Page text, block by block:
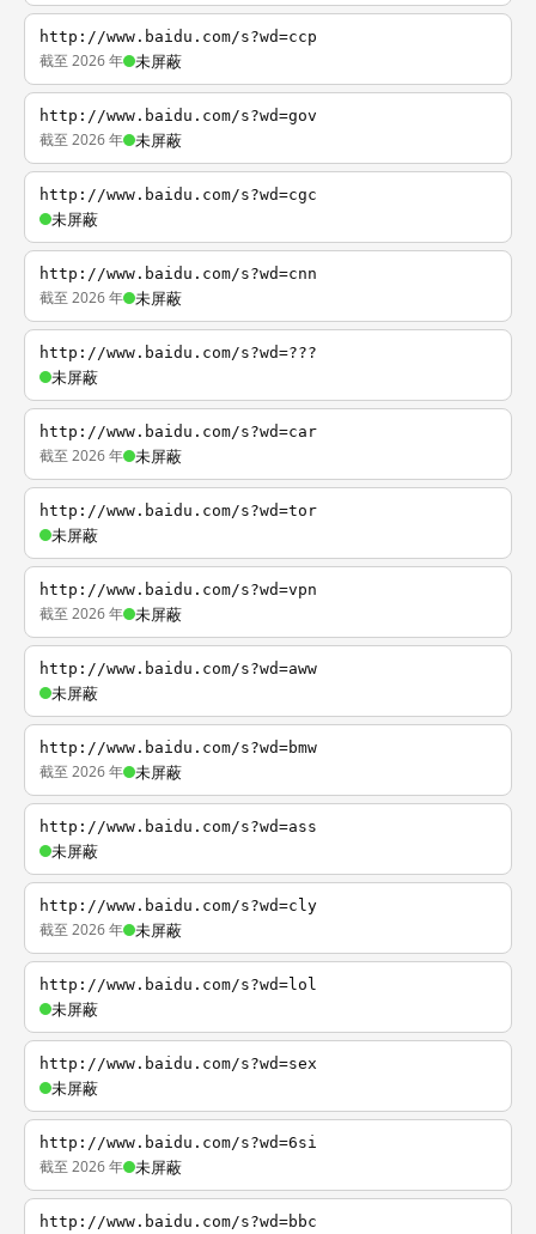
http://www.baidu.com/s?wd=ccp
截至 2026 年 未屏蔽
http://www.baidu.com/s?wd=gov
截至 2026 年 未屏蔽
http://www.baidu.com/s?wd=cgc
未屏蔽
http://www.baidu.com/s?wd=cnn
截至 2026 年 未屏蔽
http://www.baidu.com/s?wd=???
未屏蔽
http://www.baidu.com/s?wd=car
截至 2026 年 未屏蔽
http://www.baidu.com/s?wd=tor
未屏蔽
http://www.baidu.com/s?wd=vpn
截至 2026 年 未屏蔽
http://www.baidu.com/s?wd=aww
未屏蔽
http://www.baidu.com/s?wd=bmw
截至 2026 年 未屏蔽
http://www.baidu.com/s?wd=ass
未屏蔽
http://www.baidu.com/s?wd=cly
截至 2026 年 未屏蔽
http://www.baidu.com/s?wd=lol
未屏蔽
http://www.baidu.com/s?wd=sex
未屏蔽
http://www.baidu.com/s?wd=6si
截至 2026 年 未屏蔽
http://www.baidu.com/s?wd=bbc